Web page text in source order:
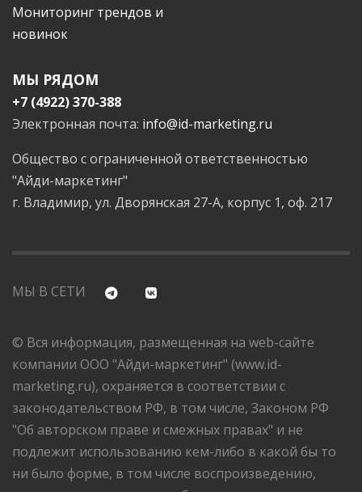
Мониторинг трендов и
новинок
МЫ РЯДОМ
+7 (4922) 370-388
Электронная почта: info@id-marketing.ru
Общество с ограниченной ответственностью
"Айди-маркетинг"
г. Владимир, ул. Дворянская 27-А, корпус 1, оф. 217
МЫ В СЕТИ
© Вся информация, размещенная на web-сайте
компании ООО "Айди-маркетинг" (www.id-
marketing.ru), охраняется в соответствии с
законодательством РФ, в том числе, Законом РФ
"Об авторском праве и смежных правах" и не
подлежит использованию кем-либо в какой бы то
ни было форме, в том числе воспроизведению,